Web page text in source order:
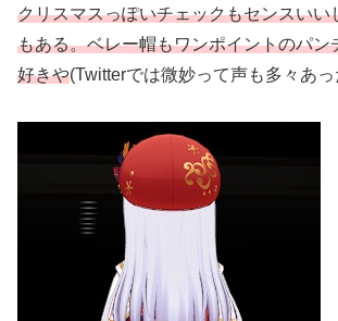
クリスマスっぽいチェックもセンスいい
もある。ベレー帽もワンポイントのパン
好きや(Twitterでは微妙って声も多々あ